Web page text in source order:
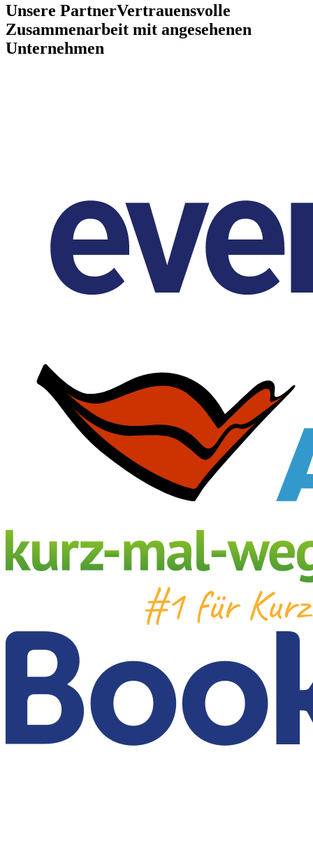
Unsere PartnerVertrauensvolle
Zusammenarbeit mit angesehenen
Unternehmen